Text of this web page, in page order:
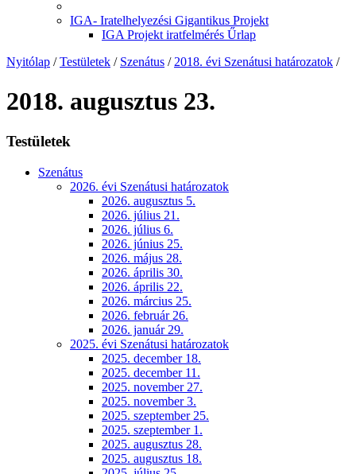
IGA- Iratelhelyezési Gigantikus Projekt
IGA Projekt iratfelmérés Űrlap
Nyitólap / Testületek / Szenátus / 2018. évi Szenátusi határozatok /
2018. augusztus 23.
Testületek
Szenátus
2026. évi Szenátusi határozatok
2026. augusztus 5.
2026. július 21.
2026. július 6.
2026. június 25.
2026. május 28.
2026. április 30.
2026. április 22.
2026. március 25.
2026. február 26.
2026. január 29.
2025. évi Szenátusi határozatok
2025. december 18.
2025. december 11.
2025. november 27.
2025. november 3.
2025. szeptember 25.
2025. szeptember 1.
2025. augusztus 28.
2025. augusztus 18.